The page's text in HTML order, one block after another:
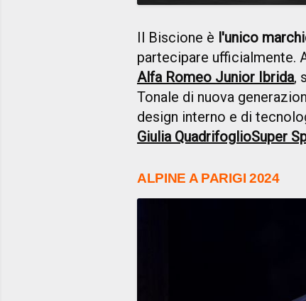
Il Biscione è l'unico
partecipare ufficialmente.
Alfa Romeo Junior Ibrida,
Tonale di nuova
design interno e di
Giulia QuadrifoglioSuper
ALPINE A PARIGI 2024